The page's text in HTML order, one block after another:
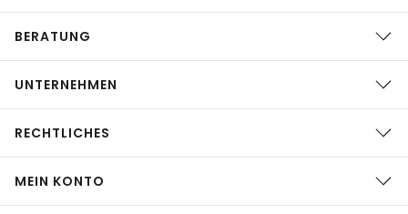
BERATUNG
UNTERNEHMEN
RECHTLICHES
MEIN KONTO